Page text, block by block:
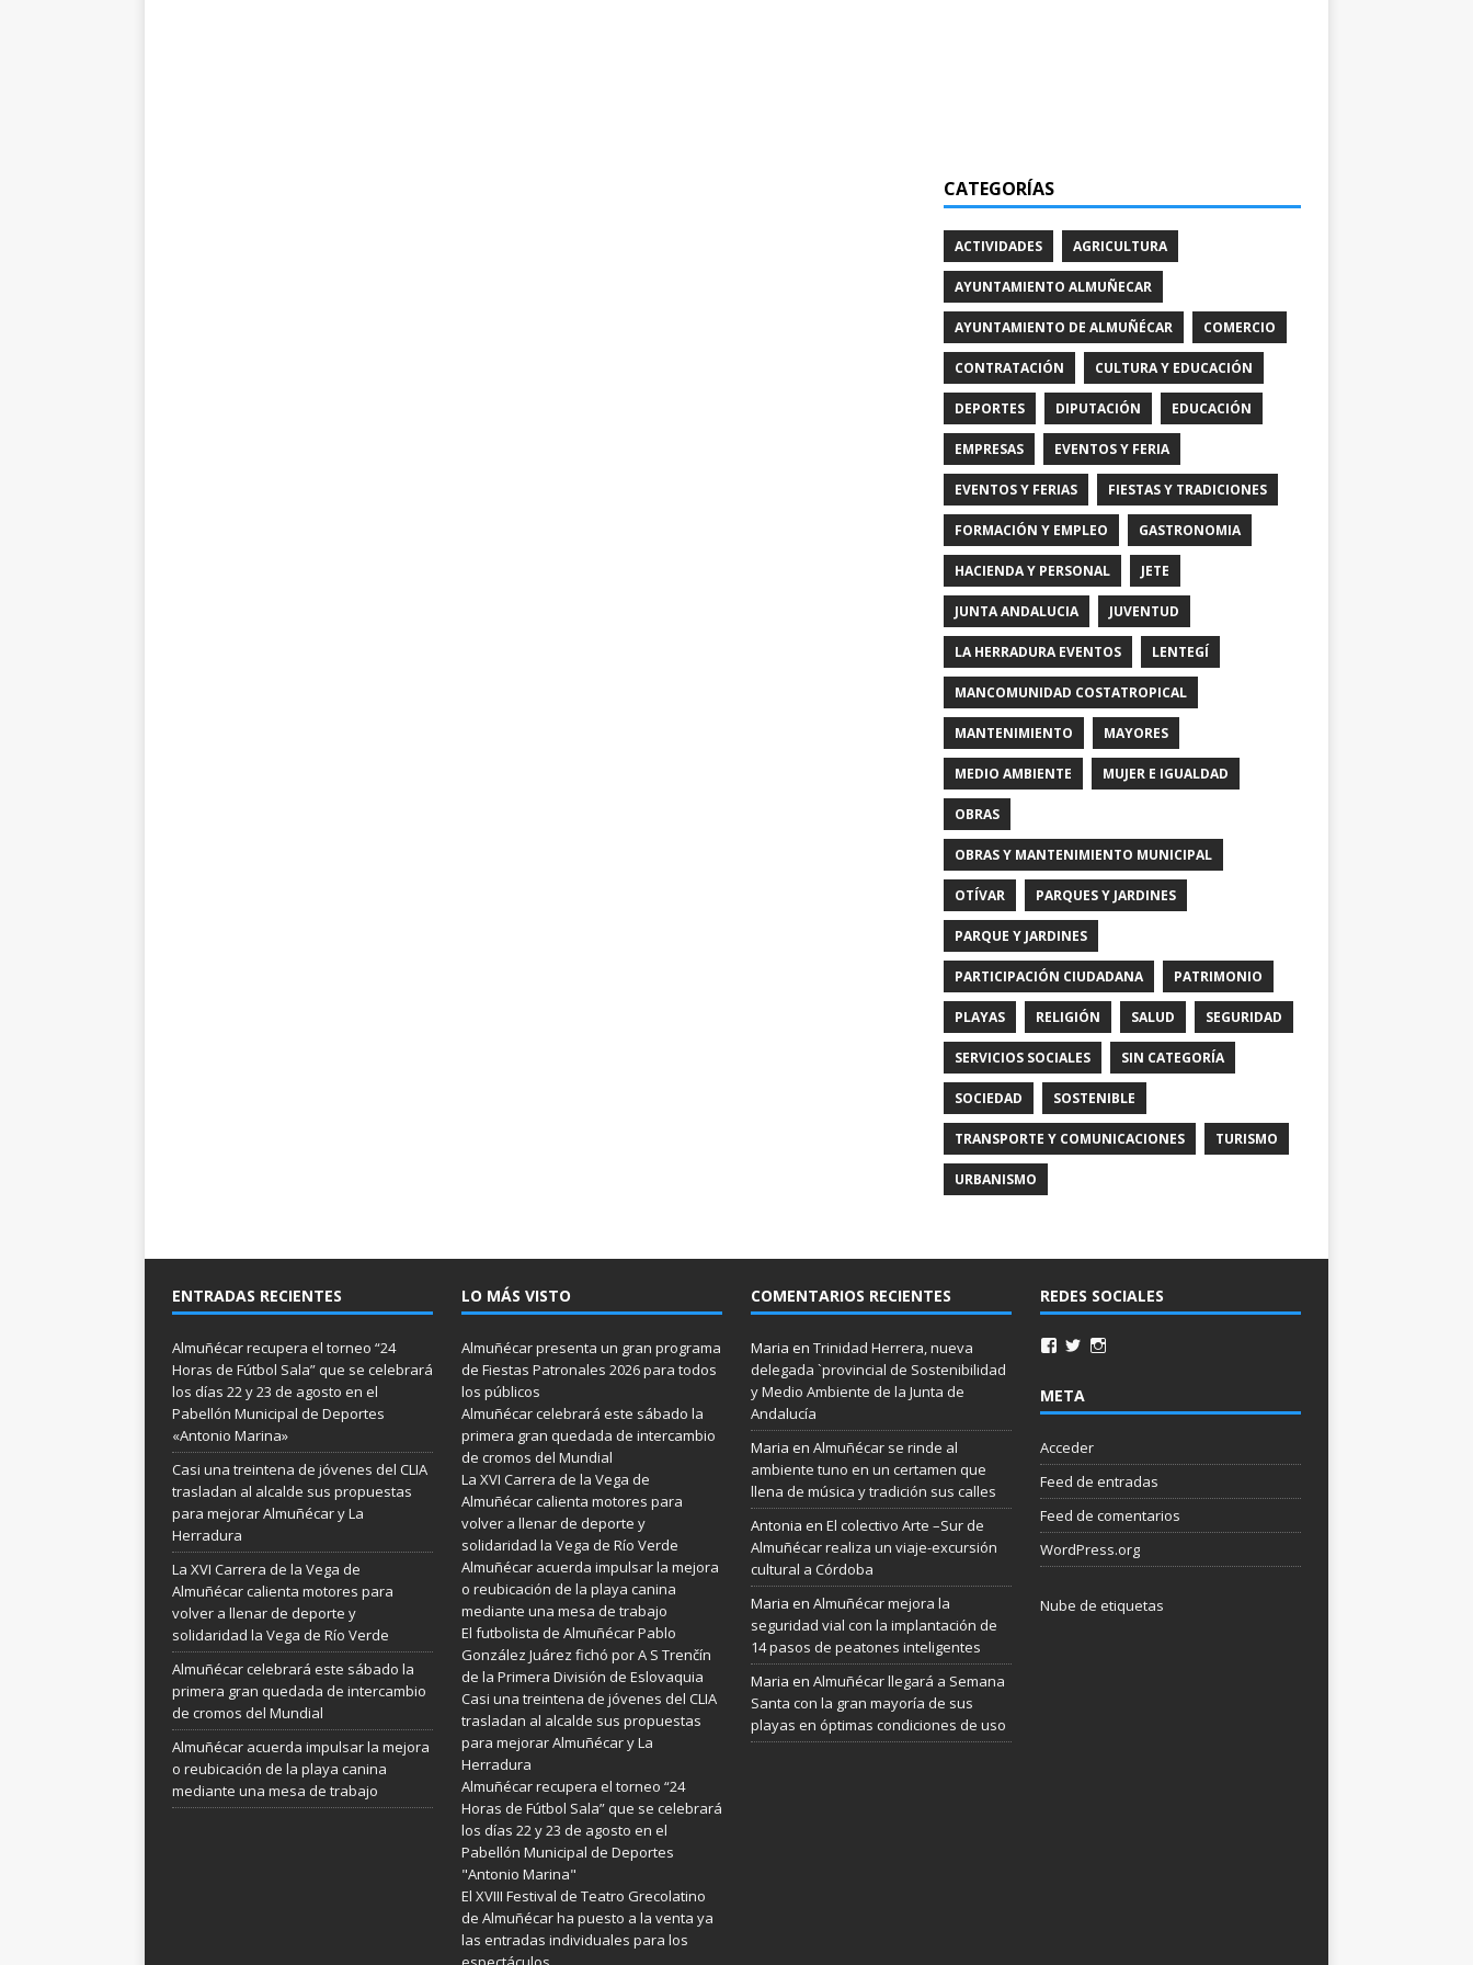
CATEGORÍAS
ACTIVIDADES AGRICULTURA
AYUNTAMIENTO ALMUÑECAR
AYUNTAMIENTO DE ALMUÑÉCAR COMERCIO
CONTRATACIÓN CULTURA Y EDUCACIÓN
DEPORTES DIPUTACIÓN EDUCACIÓN
EMPRESAS EVENTOS Y FERIA
EVENTOS Y FERIAS FIESTAS Y TRADICIONES
FORMACIÓN Y EMPLEO GASTRONOMIA
HACIENDA Y PERSONAL JETE
JUNTA ANDALUCIA JUVENTUD
LA HERRADURA EVENTOS LENTEGÍ
MANCOMUNIDAD COSTATROPICAL
MANTENIMIENTO MAYORES
MEDIO AMBIENTE MUJER E IGUALDAD
OBRAS
OBRAS Y MANTENIMIENTO MUNICIPAL
OTÍVAR PARQUES Y JARDINES
PARQUE Y JARDINES
PARTICIPACIÓN CIUDADANA PATRIMONIO
PLAYAS RELIGIÓN SALUD SEGURIDAD
SERVICIOS SOCIALES SIN CATEGORÍA
SOCIEDAD SOSTENIBLE
TRANSPORTE Y COMUNICACIONES TURISMO
URBANISMO
ENTRADAS RECIENTES
Almuñécar recupera el torneo “24
Horas de Fútbol Sala” que se celebrará
los días 22 y 23 de agosto en el
Pabellón Municipal de Deportes
«Antonio Marina»
Casi una treintena de jóvenes del CLIA
trasladan al alcalde sus propuestas
para mejorar Almuñécar y La
Herradura
La XVI Carrera de la Vega de
Almuñécar calienta motores para
volver a llenar de deporte y
solidaridad la Vega de Río Verde
Almuñécar celebrará este sábado la
primera gran quedada de intercambio
de cromos del Mundial
Almuñécar acuerda impulsar la mejora
o reubicación de la playa canina
mediante una mesa de trabajo
LO MÁS VISTO
Almuñécar presenta un gran programa
de Fiestas Patronales 2026 para todos
los públicos
Almuñécar celebrará este sábado la
primera gran quedada de intercambio
de cromos del Mundial
La XVI Carrera de la Vega de
Almuñécar calienta motores para
volver a llenar de deporte y
solidaridad la Vega de Río Verde
Almuñécar acuerda impulsar la mejora
o reubicación de la playa canina
mediante una mesa de trabajo
El futbolista de Almuñécar Pablo
González Juárez fichó por A S Trenčín
de la Primera División de Eslovaquia
Casi una treintena de jóvenes del CLIA
trasladan al alcalde sus propuestas
para mejorar Almuñécar y La
Herradura
Almuñécar recupera el torneo “24
Horas de Fútbol Sala” que se celebrará
los días 22 y 23 de agosto en el
Pabellón Municipal de Deportes
"Antonio Marina"
El XVIII Festival de Teatro Grecolatino
de Almuñécar ha puesto a la venta ya
las entradas individuales para los
COMENTARIOS RECIENTES
Maria en Trinidad Herrera, nueva
delegada `provincial de Sostenibilidad
y Medio Ambiente de la Junta de
Andalucía
Maria en Almuñécar se rinde al
ambiente tuno en un certamen que
llena de música y tradición sus calles
Antonia en El colectivo Arte –Sur de
Almuñécar realiza un viaje-excursión
cultural a Córdoba
Maria en Almuñécar mejora la
seguridad vial con la implantación de
14 pasos de peatones inteligentes
Maria en Almuñécar llegará a Semana
Santa con la gran mayoría de sus
playas en óptimas condiciones de uso
REDES SOCIALES
META
Acceder
Feed de entradas
Feed de comentarios
WordPress.org
Nube de etiquetas